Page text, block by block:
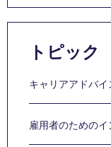
トピック
キャリアアドバイ
雇用者のためのイ